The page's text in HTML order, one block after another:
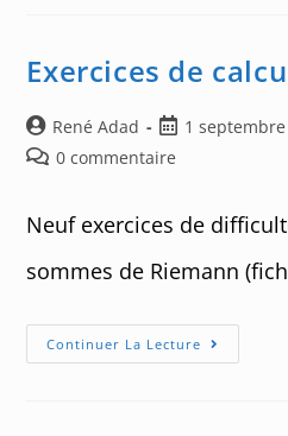
Exercices de
Auteur/autrice
de
René Adad
Post
published:
1
Post0 commentaire
Neuf exercices de
sommes de Riemann
Continuer La Lecture Exercices
De